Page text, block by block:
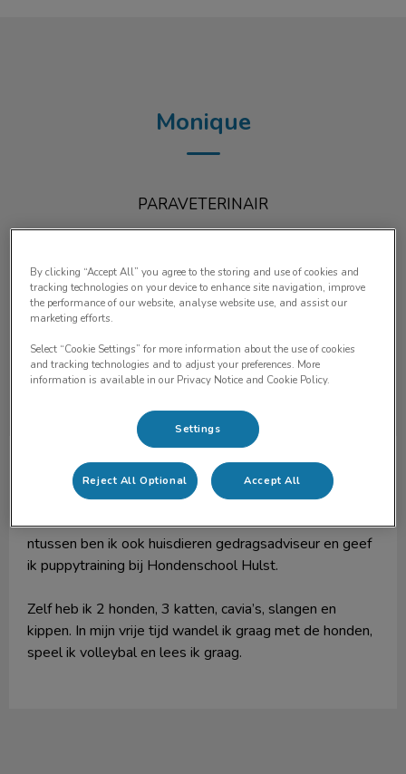
Monique
PARAVETERINAIR
MoniqueParaveterinair
Hoi, ik ben Monique, paraveterinair sinds 2002 en
sindsdien ook werkzaam in Dierenkliniek Hulst.
ntussen ben ik ook huisdieren gedragsadviseur en geef
ik puppytraining bij Hondenschool Hulst.
Zelf heb ik 2 honden, 3 katten, cavia’s, slangen en
kippen. In mijn vrije tijd wandel ik graag met de honden,
speel ik volleybal en lees ik graag.
By clicking “Accept All” you agree to the storing and use of cookies and
tracking technologies on your device to enhance site navigation, improve
the performance of our website, analyse website use, and assist our
marketing efforts.
Select “Cookie Settings” for more information about the use of cookies
and tracking technologies and to adjust your preferences. More
information is available in our Privacy Notice and Cookie Policy.
Settings
Reject All Optional Accept All